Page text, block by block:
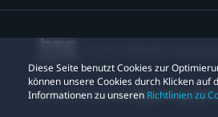
Diese Seite benutzt Cookies zur
können unsere Cookies durch Klicken
Informationen zu unseren Richtlinien zu
Datenschutzkontakt:Global-